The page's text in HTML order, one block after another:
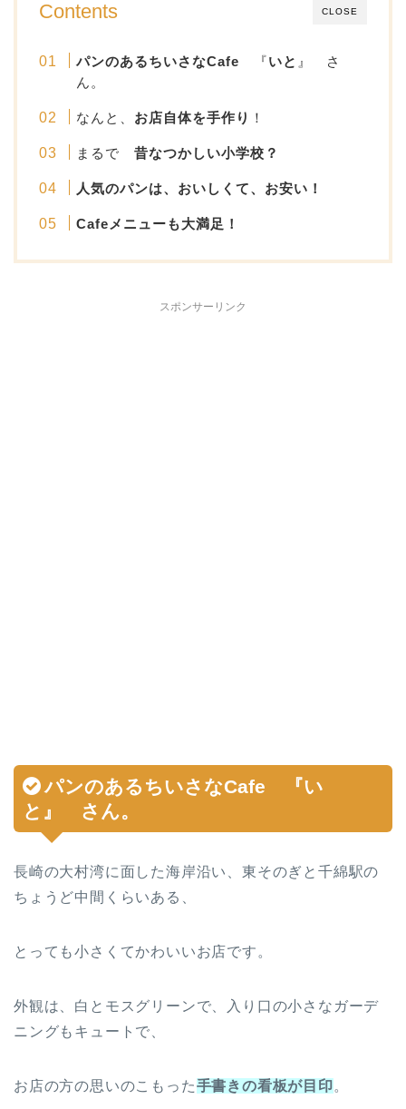
CLOSE
Contents
パンのあるちいさなCafe 『いと 』 さ
ん。
なんと、 お店自体を手作り ！
まるで昔なつかしい小学校？
人気のパンは、おいしくて、お安い！
Cafeメニューも大満足！
スポンサーリンク
パンのあるちいさなCafe 『い
と 』 さん。
長崎の大村湾に面した海岸沿い、東そのぎと千綿駅の
ちょうど中間くらいある、
とっても小さくてかわいいお店です。
外観は、白とモスグリーンで、入り口の小さなガーデ
ニングもキュートで、
お店の方の思いのこもった手書きの看板が目印。